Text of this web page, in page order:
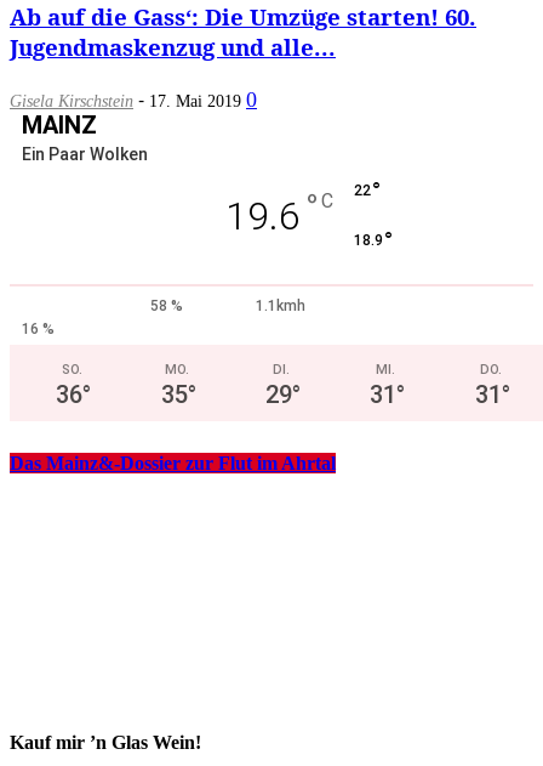
Ab auf die Gass‘: Die Umzüge starten! 60.
Jugendmaskenzug und alle...
Gisela Kirschstein - 17. Mai 2019 0
MAINZ
Ein Paar Wolken
19.6 ° C 22°
18.9 °
58 %
1.1kmh
16 %
SO.
36°
MO.
35°
DI.
29°
MI.
31°
DO.
31°
Das Mainz&-Dossier zur Flut im Ahrtal
Kauf mir ’n Glas Wein!